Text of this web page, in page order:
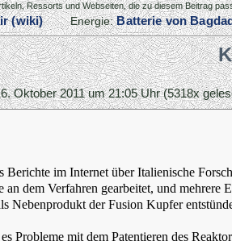
Ressorts und Webseiten, die zu diesem Beitrag
(wiki) Energie:Batterie von
Oktober 2011 um 21:05 Uhr(5318x
Berichte im Internet über Italienische
an dem Verfahren gearbeitet, und
Nebenprodukt der Fusion Kupfer
Probleme mit dem Patentieren des